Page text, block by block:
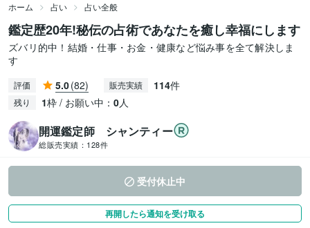
ホーム 占い 占い全般
鑑定歴20年!秘伝の占術であなたを癒し幸福にします
ズバリ的中！結婚・仕事・お金・健康など悩み事を全て解決しま
す
評価 5.0(82) 販売実績 114件
残り 1枠 / お願い中： 0人
開運鑑定師 シャンティー
総販売実績： 128件
受付休止中
再開したら通知を受け取る